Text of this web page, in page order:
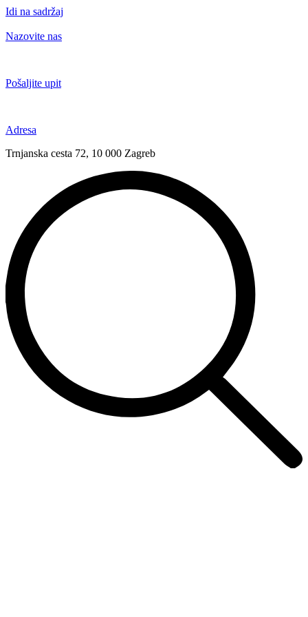
Idi na sadržaj
Nazovite nas
Pošaljite upit
Adresa
Trnjanska cesta 72, 10 000 Zagreb